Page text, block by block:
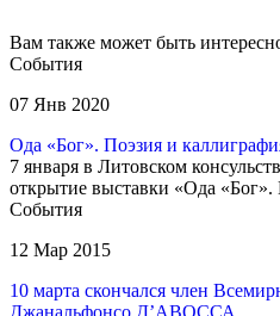
Вам также может быть
События
07 Янв 2020
Ода «Бог». Поэзия и
7 января в Литовском
открытие выставки «Ода «Бог».
События
12 Мар 2015
10 марта скончался член
Джанальфонсо Д’АВОССА